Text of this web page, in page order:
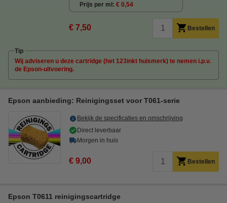
Prijs per ml € 0,54
€ 7,50 Bestellen
Tip
Wij adviseren u deze cartridge (het 123inkt huismerk) te nemen i.p.v.
de Epson-uitvoering.
Epson aanbieding: Reinigingsset voor T061-serie
Bekijk de specificaties en omschrijving
Direct leverbaar
Morgen in huis
€ 9,00 Bestellen
Epson T0611 reinigingscartridge